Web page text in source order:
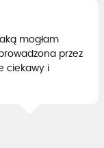
mogłam
przez
ciekawy i